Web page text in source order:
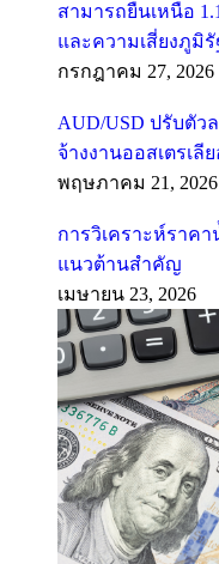
สามารถยืนเหนือ
และความเสี่ยงภูมิ
กรกฎาคม 27, 2026
AUD/USD ปรับตัว
จ้างงานออสเตรเ
พฤษภาคม 21, 2026
การวิเคราะห์ราค
แนวต้านสำคัญ
เมษายน 23, 2026